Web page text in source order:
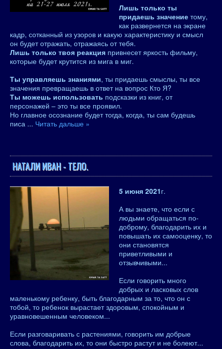
Лишь только ты
придаешь значение тому,
как развернется на экране
кадр, сотканный из узоров и какую характеристику и смысл
он будет отражать, отражаясь от тебя.
Лишь только твоя реакция привнесет яркость фильму,
которые будет крутится из мига в миг.
Ты управляешь знаниями, ты придаешь смыслы, ты все
значения превращаешь в ответ на вопрос Кто Я?
Ты можешь использовать подсказки из книг, от
персонажей – это ты все проявил.
Но главное осознание будет тогда, когда, ты сам будешь
писа ... Читать дальше »
НАТАЛИ ИВАН - ТЕЛО.
5 июня 2021г.
А вы знаете, что если с
людьми обращаться по-
доброму, благодарить их и
повышать их самооценку, то
они становятся
приветливыми и
отзывчивыми...
Если говорить много
добрых и ласковых слов
маленькому ребенку, быть благодарным за то, что он с
тобой, то ребенок вырастает здоровым, спокойным и
уравновешенным человеком...
Если разговаривать с растениями, говорить им добрые
слова, благодарить их, то они быстро растут и не болеют...